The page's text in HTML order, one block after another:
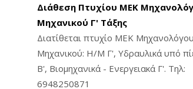
Διάθεση Πτυχίου ΜΕΚ
Μηχανικού Γ' Τάξης
Διατίθεται πτυχίο ΜΕΚ Μηχανολόγου
Μηχανικού: Η/Μ Γ', Υδραυλικά υπό
Β', Βιομηχανικά - Ενεργειακά Γ'. Τηλ:
6948250871
Εισηγήτρια:
Διάρκεια: 9